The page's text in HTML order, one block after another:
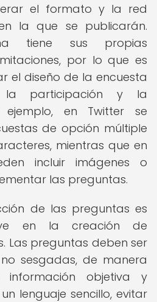
el formato y la red
la que se publicarán.
tiene sus propias
por lo que es
el diseño de la encuesta
la participación y la
ejemplo, en Twitter se
de opción múltiple
mientras que en
incluir imágenes o
las preguntas.
de las preguntas es
en la creación de
Las preguntas deben ser
sesgadas, de manera
objetiva y
lenguaje sencillo, evitar